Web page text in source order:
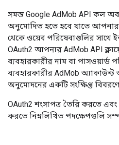
সমস্ত Google AdMob API কল
অনুমোদিত হতে হবে যাতে আপনার
থেকে ওয়েব পরিষেবাগুলির সাথে
OAuth2 আপনার AdMob API
ব্যবহারকারীর নাম বা পাসওয়ার্ড
ব্যবহারকারীর AdMob অ্যাকাউন্ট
অনুমোদনের একটি সংক্ষিপ্ত
OAuth2 শংসাপত্র তৈরি করতে
করতে নিম্নলিখিত পদক্ষেপগুলি